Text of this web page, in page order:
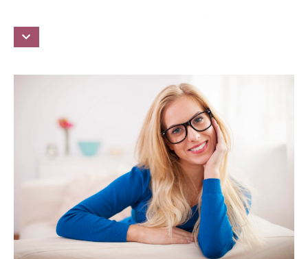
eccezionale
tutte le esigenze: lenti per chi condiziona il proprio campo
messa a fuoco fino a 3 metri
quindi lo spazio di un piccolo ufficio o di un negozio.